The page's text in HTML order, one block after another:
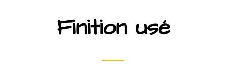
Finition usé